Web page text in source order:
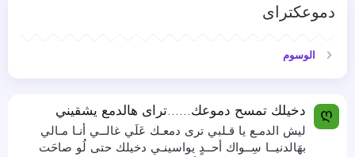
دموعكتراى
الوسوم
Ღ دخيلك تمسح دموعك......تراى هالدمع يشقيني
ليش الدمـع يا قـلبي ترى دمعـك عَلَي غالــي أنـا مـالي
بهَالدنيــا سِــواك أحــدٍ يواسينـي دخيلك حتى لُو صاحَت